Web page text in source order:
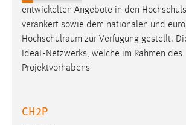
entwickelten Angebote in den
verankert sowie dem nationalen und
Hochschulraum zur Verfügung gestellt.
IdeaL-Netzwerks, welche im Rahmen des
Projektvorhabens
CH2P